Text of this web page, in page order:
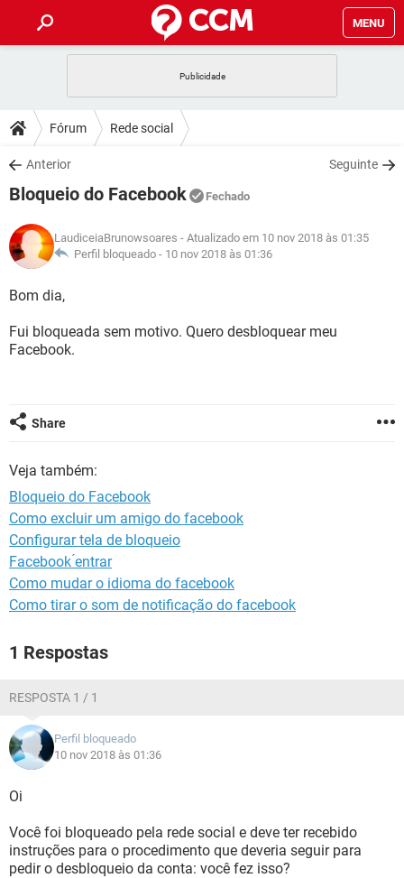
MENU
CELULAR
OUTLOOK
INSTAGRAM GMAIL
GUIA DE COMPRAS
DICAS
JOGOS
INSTAGRAM GMAIL
GUIA DE COMPRAS
DOWNLOADS
JOGOS WHATSAPP
CELULAR
OUTLOOK EXCEL
INSTAGRAM
FÓRUM
JOGOS WHATSAPP
CELULAR
OUTLOOK
INSTAGRAM GMAIL
GLOSSÁRIO
JOGOS
OUTLOOK
GUIA DE COMPRAS
Fórum Rede social
Anterior Seguinte
Bloqueio do Facebook Fechado
LaudiceiaBrunowsoares - Atualizado em 10 nov 2018 às 01:35
Perfil bloqueado - 10 nov 2018 às 01:36
Bom dia,
Fui bloqueada sem motivo. Quero desbloquear meu
Facebook.
Share
Veja também:
Bloqueio do Facebook
Como excluir um amigo do facebook
Configurar tela de bloqueio
Facebook ́entrar
Como mudar o idioma do facebook
Como tirar o som de notificação do facebook
1 Respostas
RESPOSTA 1 / 1
Perfil bloqueado
10 nov 2018 às 01:36
Oi
Você foi bloqueado pela rede social e deve ter recebido
instruções para o procedimento que deveria seguir para
pedir o desbloqueio da conta: você fez isso?